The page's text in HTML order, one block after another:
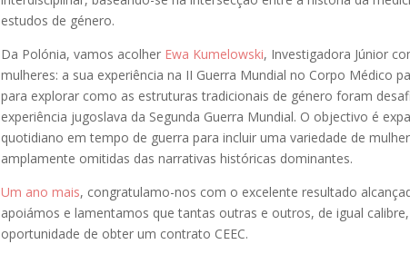
estudos de género.
Da Polónia, vamos acolher Ewa Kumelowski, Investigadora Júnior
mulheres: a sua experiência na II Guerra Mundial no Corpo Médico
para explorar como as estruturas tradicionais de género foram
experiência jugoslava da Segunda Guerra Mundial. O objectivo é
quotidiano em tempo de guerra para incluir uma variedade de
amplamente omitidas das narrativas históricas dominantes.
Um ano mais, congratulamo-nos com o excelente resultado
apoiámos e lamentamos que tantas outras e outros, de igual
oportunidade de obter um contrato CEEC.